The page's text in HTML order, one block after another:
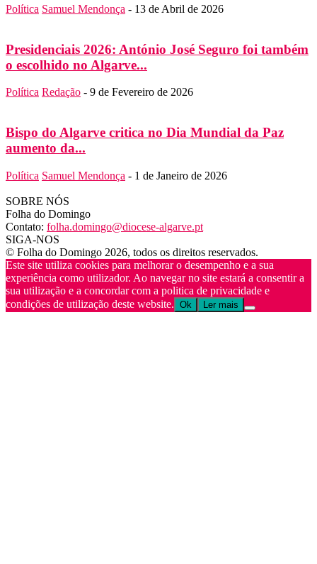
Política Samuel Mendonça - 13 de Abril de 2026
Presidenciais 2026: António José Seguro foi também
o escolhido no Algarve...
Política Redação - 9 de Fevereiro de 2026
Bispo do Algarve critica no Dia Mundial da Paz
aumento da...
Política Samuel Mendonça - 1 de Janeiro de 2026
SOBRE NÓS
Folha do Domingo
Contato: folha.domingo@diocese-algarve.pt
SIGA-NOS
© Folha do Domingo 2026, todos os direitos reservados.
Este site utiliza cookies para melhorar o desempenho e a sua
experiência como utilizador. Ao navegar no site estará a consentir a
sua utilização e a concordar com a politica de privacidade e
condições de utilização deste website. Ok Ler mais